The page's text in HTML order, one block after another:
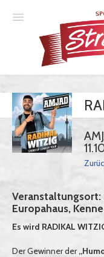
Essener Ehrendoktor
Unsere Komödien
Gastspiele
Anmelden
Europahaus,
Es wird RADIKAL
Der Gewinner der